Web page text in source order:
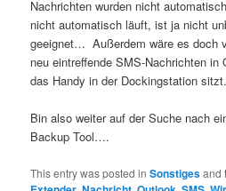
Nachrichten wurden nicht
nicht automatisch läuft, ist ja nicht
geeignet… Außerdem wäre es doch
neu eintreffende SMS-Nachrichten
das Handy in der Dockingstation sitzt.
Bin also weiter auf der Suche nach
Backup Tool….
This entry was posted inSonstigesand